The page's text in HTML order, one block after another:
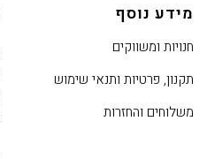
מידע נוסף
חנויות ומשווקים
תקנון, פרטיות ותנאי שימוש
משלוחים והחזרות